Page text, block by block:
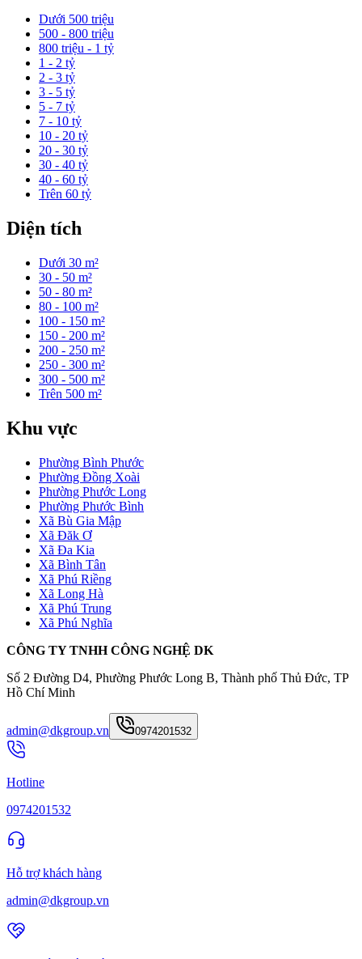
Dưới 500 triệu
500 - 800 triệu
800 triệu - 1 tỷ
1 - 2 tỷ
2 - 3 tỷ
3 - 5 tỷ
5 - 7 tỷ
7 - 10 tỷ
10 - 20 tỷ
20 - 30 tỷ
30 - 40 tỷ
40 - 60 tỷ
Trên 60 tỷ
Diện tích
Dưới 30 m²
30 - 50 m²
50 - 80 m²
80 - 100 m²
100 - 150 m²
150 - 200 m²
200 - 250 m²
250 - 300 m²
300 - 500 m²
Trên 500 m²
Khu vực
Phường Bình Phước
Phường Đồng Xoài
Phường Phước Long
Phường Phước Bình
Xã Bù Gia Mập
Xã Đăk Ơ
Xã Đa Kia
Xã Bình Tân
Xã Phú Riềng
Xã Long Hà
Xã Phú Trung
Xã Phú Nghĩa
CÔNG TY TNHH CÔNG NGHỆ DK
Số 2 Đường D4, Phường Phước Long B, Thành phố Thủ Đức, TP
Hồ Chí Minh
admin@dkgroup.vn 0974201532
Hotline
0974201532
Hỗ trợ khách hàng
admin@dkgroup.vn